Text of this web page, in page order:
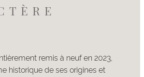
remis à neuf en 2023,
historique de ses origines et